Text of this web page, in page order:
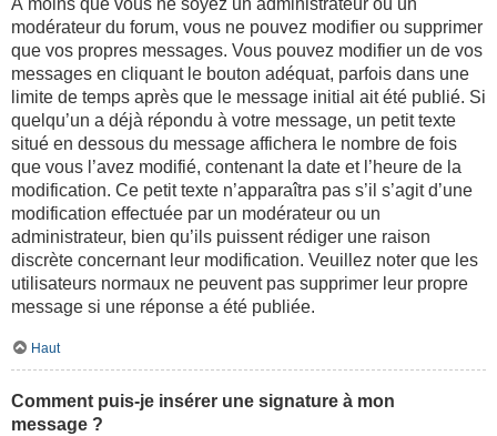
À moins que vous ne soyez un administrateur ou un
modérateur du forum, vous ne pouvez modifier ou supprimer
que vos propres messages. Vous pouvez modifier un de vos
messages en cliquant le bouton adéquat, parfois dans une
limite de temps après que le message initial ait été publié. Si
quelqu’un a déjà répondu à votre message, un petit texte
situé en dessous du message affichera le nombre de fois
que vous l’avez modifié, contenant la date et l’heure de la
modification. Ce petit texte n’apparaîtra pas s’il s’agit d’une
modification effectuée par un modérateur ou un
administrateur, bien qu’ils puissent rédiger une raison
discrète concernant leur modification. Veuillez noter que les
utilisateurs normaux ne peuvent pas supprimer leur propre
message si une réponse a été publiée.
Haut
Comment puis-je insérer une signature à mon
message ?